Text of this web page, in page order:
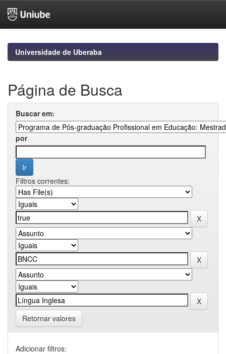
navigationUniversidade de Uberaba
Página de Busca
Buscar em:
por
Filtros correntes:
Retornar valores
Adicionar filtros: